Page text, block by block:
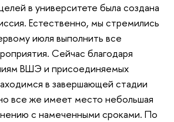
в университете была создана
Естественно, мы стремились
июля выполнить все
Сейчас благодаря
ВШЭ и присоединяемых
в завершающей стадии
все же имеет место небольшая
с намеченными сроками. По